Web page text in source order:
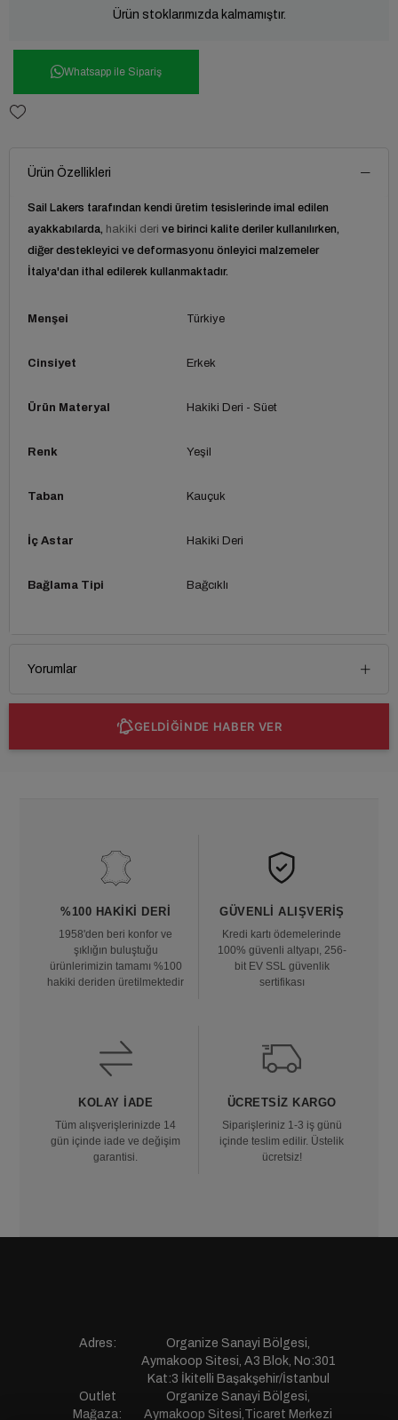
Ürün stoklarımızda kalmamıştır.
Whatsapp ile Sipariş
Ürün Özellikleri
Sail Lakers tarafından kendi üretim tesislerinde imal edilen
ayakkabılarda, hakiki deri ve birinci kalite deriler kullanılırken,
diğer destekleyici ve deformasyonu önleyici malzemeler
İtalya'dan ithal edilerek kullanmaktadır.
Menşei Türkiye
Cinsiyet Erkek
Ürün Materyal Hakiki Deri - Süet
Renk Yeşil
Taban Kauçuk
İç Astar Hakiki Deri
Bağlama Tipi Bağcıklı
Yorumlar
GELDİĞİNDE HABER VER
%100 HAKIKI DERI
1958'den beri konfor ve
şıklığın buluştuğu
ürünlerimizin tamamı %100
hakiki deriden üretilmektedir
GÜVENLI ALIŞVERIŞ
Kredi kartı ödemelerinde
100% güvenli altyapı, 256-
bit EV SSL güvenlik
sertifikası
KOLAY İADE
Tüm alışverişlerinizde 14
gün içinde iade ve değişim
garantisi.
ÜCRETSIZ KARGO
Siparişleriniz 1-3 iş günü
içinde teslim edilir. Üstelik
ücretsiz!
Adres:
Organize Sanayi Bölgesi,
Aymakoop Sitesi, A3 Blok, No:301
Kat:3 İkitelli Başakşehir/İstanbul
Outlet
Mağaza:
Organize Sanayi Bölgesi,
Aymakoop Sitesi,Ticaret Merkezi